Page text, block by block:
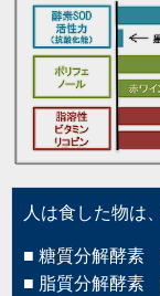
人は食した物は
■ 糖質分解酵素
■ 脂質分解酵素